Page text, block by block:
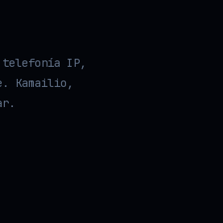
telefonía IP,
Kamailio,